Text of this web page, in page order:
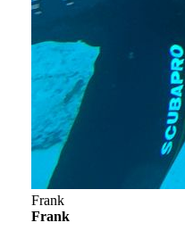
Frank
Frank